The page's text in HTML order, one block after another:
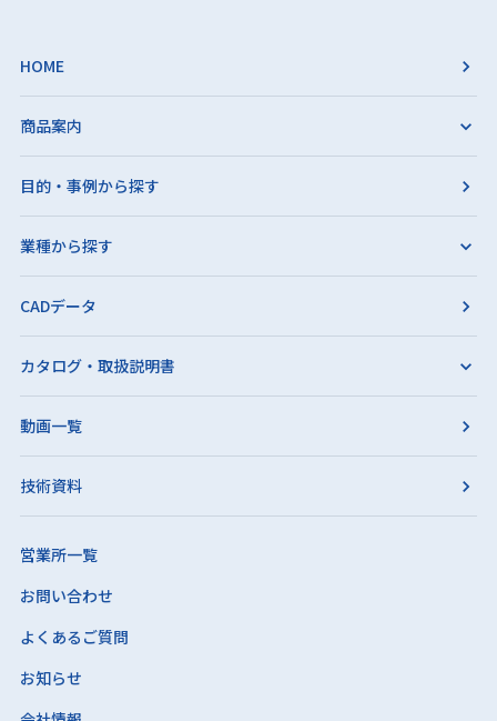
HOME
商品案内
目的・事例から探す
業種から探す
CADデータ
カタログ・取扱説明書
動画一覧
技術資料
営業所一覧
お問い合わせ
よくあるご質問
お知らせ